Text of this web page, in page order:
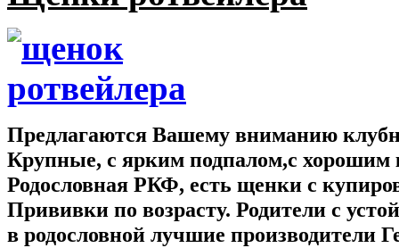
Предлагаются Вашему вниманию
Крупные, с ярким подпалом,с хорошим
Родословная РКФ, есть щенки с
Прививки по возрасту. Родители с
в родословной лучшие производители